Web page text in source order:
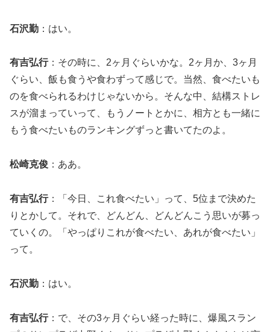
石沢勤 ：はい。
有吉弘行：その時に、2ヶ月ぐらいかな。2ヶ月か、3ヶ月
ぐらい、飯も食うや食わずって感じで。当然、食べたいも
のを食べられるわけじゃないから。そんな中、結構ストレ
スが溜まっていって、もうノートとかに、相方とも一緒に
もう食べたいものランキングずっと書いてたのよ。
松崎克俊 ：ああ。
有吉弘行：「今日、これ食べたい」って、5位まで決めた
りとかして。それで、どんどん、どんどんこう思いが募っ
ていくの。「やっぱりこれが食べたい、あれが食べたい」
って。
石沢勤 ：はい。
有吉弘行：で、その3ヶ月ぐらい経った時に、爆風スラン